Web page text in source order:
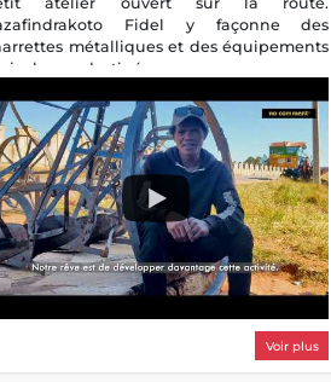
Fidel y façonne des
métalliques et des équipements
destinés aux campagnes
il perpétue un métier discret mais
Voir plus